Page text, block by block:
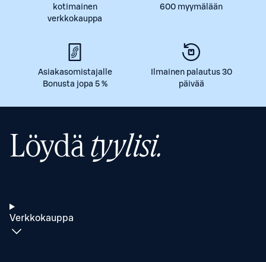
kotimainen
verkkokauppa
600 myymälään
Asiakasomistajalle
Bonusta jopa 5 %
Ilmainen palautus 30
päivää
Löydätyylisi.
Verkkokauppa